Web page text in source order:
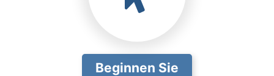
Beginnen Sie